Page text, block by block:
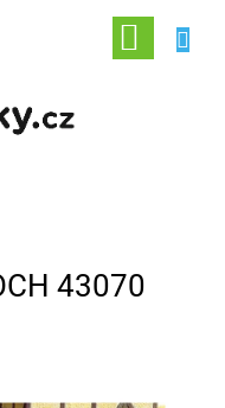
NÁKUPNÍ
KOŠÍK
43070